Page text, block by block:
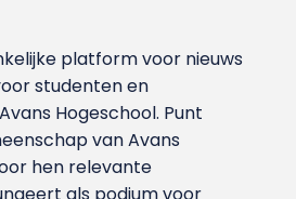
platform voor nieuws
studenten en
Hoge­school. Punt
van Avans
hen relevante
als podium voor